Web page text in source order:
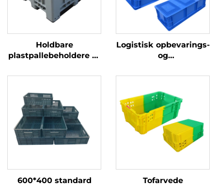
Holdbare
plastpallebeholdere til
opbevaring.
Logistisk opbevarings-
og
600*400 standard
Tofarvede